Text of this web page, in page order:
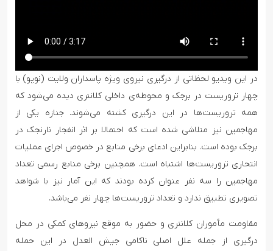
در این ویدیو لحظاتی از درگیری نیروی ویژه پاسداران ولایت (نوپو) با
چهار تروریست در برجک و محوطه‌ی داخلی کلانتری دیده می‌شود که
همه تروریست‌ها در این درگیری کشته می‌شوند. جنازه یکی از
مهاجمین نیز متلاشی شده است که احتمالا بر اثر انفجار نارنجک در
برجک بوده است. بنابراین ادعای برخی منابع در خصوص اجرای عملیات
انتحاری تروریست‌ها اشتباه است. همچنین برخی منابع رسمی تعداد
مهاجمین را سه نفر عنوان کرده بودند که این آمار نیز با شواهد
تصویری تطبیق ندارد و تعداد تروریست‌ها چهار نفر می‌باشد.
مقاومت مأموران کلانتری و حضور به موقع نیروهای کمکی در محل
درگیری از جمله علل اصلی ناکامی جیش العدل در این حمله